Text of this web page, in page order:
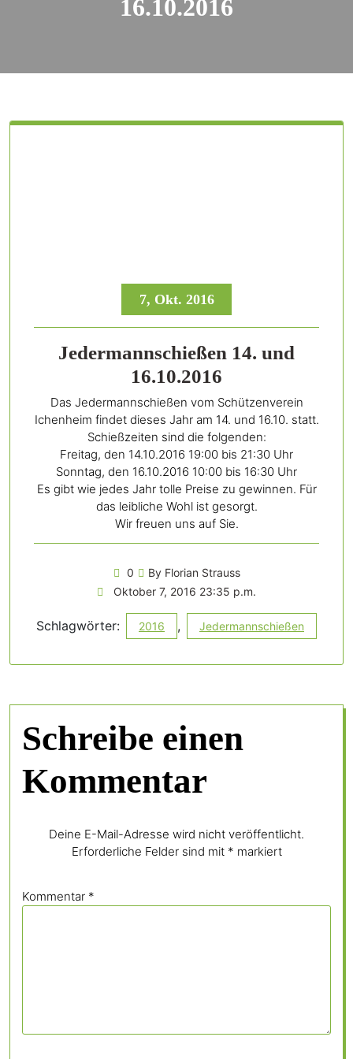
16.10.2016
7, Okt. 2016
Jedermannschießen 14. und
16.10.2016
Das Jedermannschießen vom Schützenverein
Ichenheim findet dieses Jahr am 14. und 16.10. statt.
Schießzeiten sind die folgenden:
Freitag, den 14.10.2016 19:00 bis 21:30 Uhr
Sonntag, den 16.10.2016 10:00 bis 16:30 Uhr
Es gibt wie jedes Jahr tolle Preise zu gewinnen. Für
das leibliche Wohl ist gesorgt.
Wir freuen uns auf Sie.
0
By Florian Strauss
Oktober 7, 2016 23:35 p.m.
Schlagwörter: 2016 , Jedermannschießen
Schreibe einen
Kommentar
Deine E-Mail-Adresse wird nicht veröffentlicht.
Erforderliche Felder sind mit * markiert
Kommentar *